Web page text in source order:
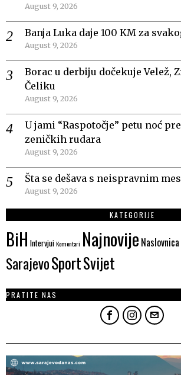
August 9, 2026
Banja Luka daje 100 KM za
August 9, 2026
Borac u derbiju dočekuje Velež,
Čeliku
August 9, 2026
U jami “Raspotočje” petu noć
zeničkih rudara
August 9, 2026
Šta se dešava s neispravnim
August 9, 2026
KATEGORIJE
BiH IntervjuiKomentari Najnovije Naslovnica
SarajevoSportSvijet
PRATITE NAS